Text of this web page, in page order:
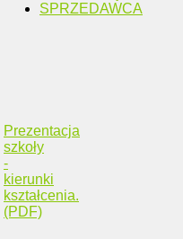
SPRZEDAWCA
Prezentacja
szkoły
-
kierunki
kształcenia.
(PDF)